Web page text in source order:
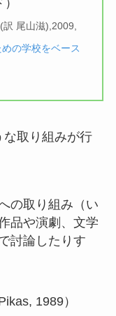
尾山滋),2009,
の学校をベース
な取り組みが行
の取り組み（い
品や演劇、文学
討論したりす
1989）